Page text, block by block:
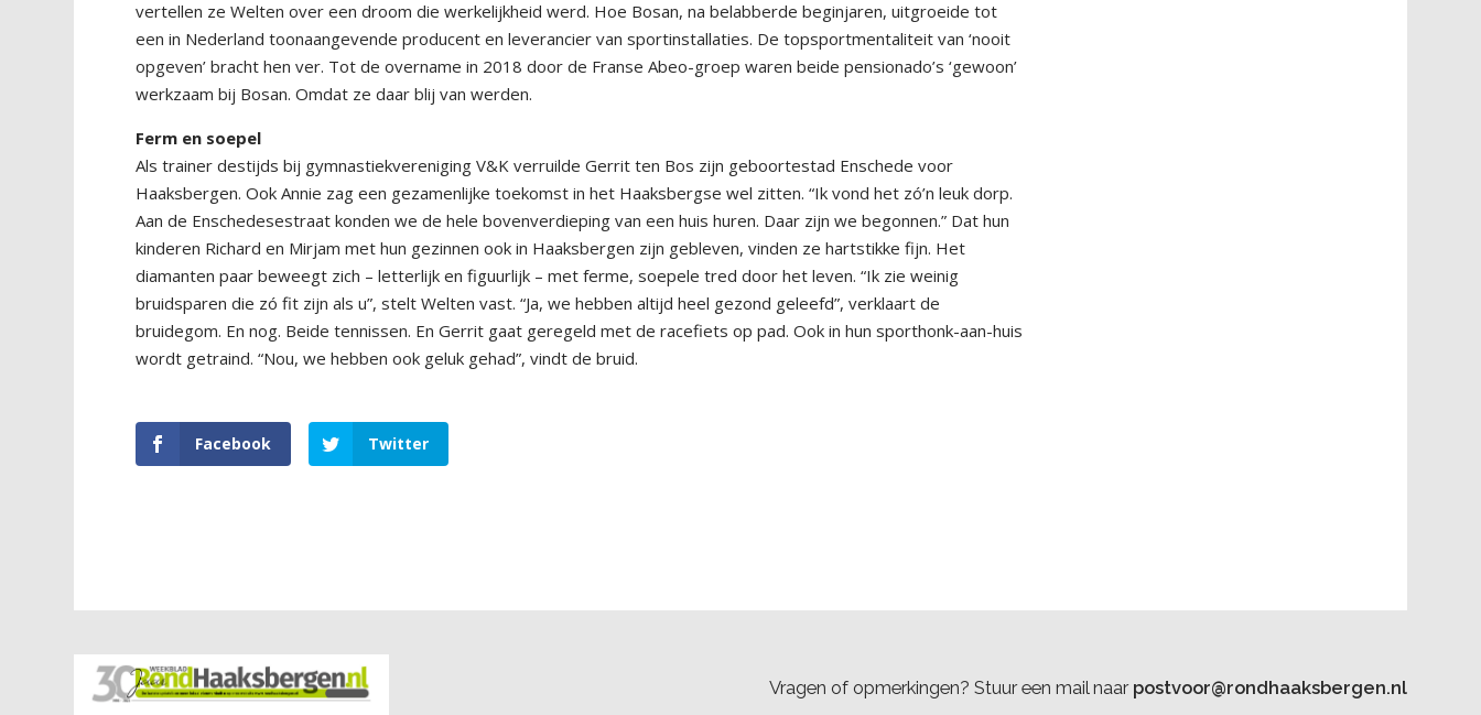
vertellen ze Welten over een droom die werkelijkheid werd. Hoe Bosan, na belabberde beginjaren, uitgroeide tot
een in Nederland toonaangevende producent en leverancier van sportinstallaties. De topsportmentaliteit van ‘nooit
opgeven’ bracht hen ver. Tot de overname in 2018 door de Franse Abeo-groep waren beide pensionado’s ‘gewoon’
werkzaam bij Bosan. Omdat ze daar blij van werden.
Ferm en soepel
Als trainer destijds bij gymnastiekvereniging V&K verruilde Gerrit ten Bos zijn geboortestad Enschede voor
Haaksbergen. Ook Annie zag een gezamenlijke toekomst in het Haaksbergse wel zitten. “Ik vond het zó’n leuk dorp.
Aan de Enschedesestraat konden we de hele bovenverdieping van een huis huren. Daar zijn we begonnen.” Dat hun
kinderen Richard en Mirjam met hun gezinnen ook in Haaksbergen zijn gebleven, vinden ze hartstikke fijn. Het
diamanten paar beweegt zich – letterlijk en figuurlijk – met ferme, soepele tred door het leven. “Ik zie weinig
bruidsparen die zó fit zijn als u”, stelt Welten vast. “Ja, we hebben altijd heel gezond geleefd”, verklaart de
bruidegom. En nog. Beide tennissen. En Gerrit gaat geregeld met de racefiets op pad. Ook in hun sporthonk-aan-huis
wordt getraind. “Nou, we hebben ook geluk gehad”, vindt de bruid.
Facebook Twitter
Vragen of opmerkingen? Stuur een mail naar postvoor@rondhaaksbergen.nl